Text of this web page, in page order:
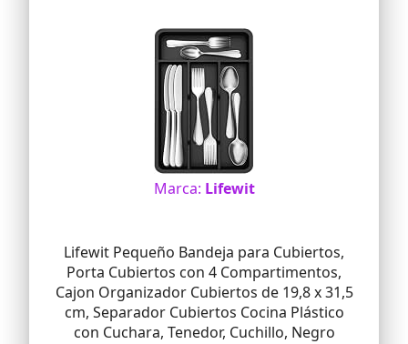
cajones de cocina Lifewit ordena no solo
tus cubiertos. Es ideal para organizar
cosméticos, papelería, herramientas o
cualquier objeto, transformando
espacios caóticos en áreas eficientes y
ordenadas
Marca: Lifewit
Lifewit Pequeño Bandeja para Cubiertos,
Porta Cubiertos con 4 Compartimentos,
Cajon Organizador Cubiertos de 19,8 x 31,5
cm, Separador Cubiertos Cocina Plástico
con Cuchara, Tenedor, Cuchillo, Negro